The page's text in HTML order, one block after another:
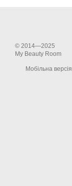
© 2014—2025
My Beauty Room
Мобільна версія